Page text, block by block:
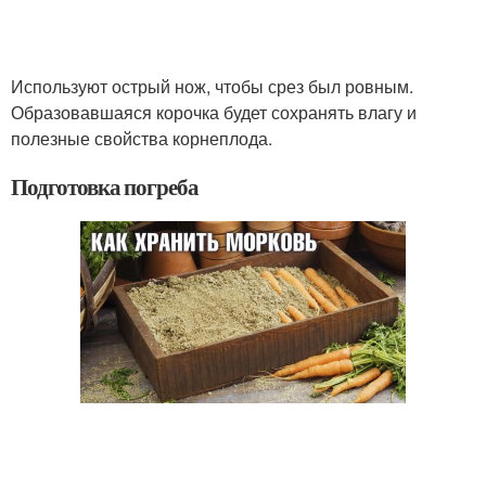
Используют острый нож, чтобы срез был ровным.
Образовавшаяся корочка будет сохранять влагу и
полезные свойства корнеплода.
Подготовка погреба